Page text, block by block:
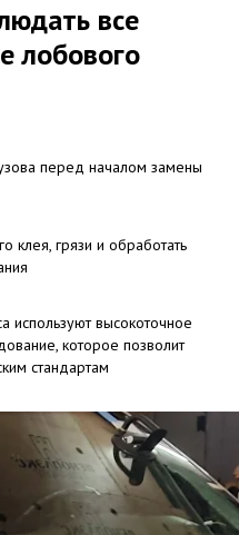
все
лобового
перед началом замены
клея, грязи и обработать
используют высокоточное
которое позволит
стандартам